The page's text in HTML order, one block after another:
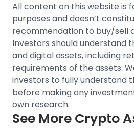
All content on this website is
purposes and doesn’t
recommendation to buy/sell
Investors should understand
and digital assets, including
requirements of the assets.
investors to fully understand
before making any
own research.
See More Crypto